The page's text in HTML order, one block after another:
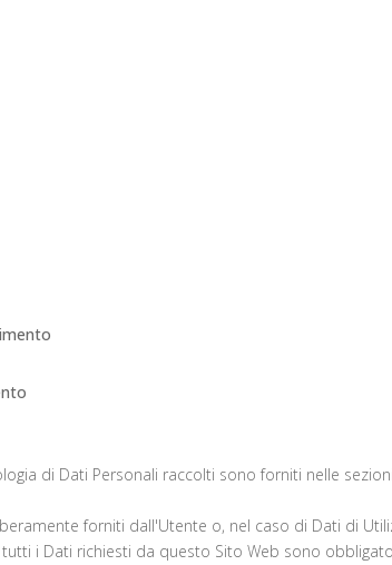
di Dati Personali raccolti sono forniti nelle
forniti dall'Utente o, nel caso di Dati di
i Dati richiesti da questo Sito Web sono